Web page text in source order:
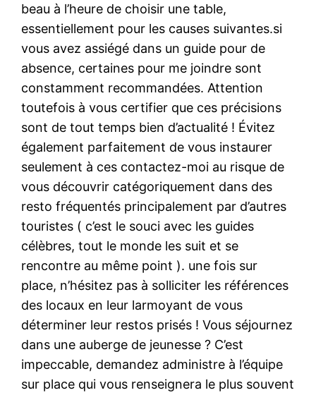
beau à l’heure de choisir une table,
essentiellement pour les causes suivantes.si
vous avez assiégé dans un guide pour de
absence, certaines pour me joindre sont
constamment recommandées. Attention
toutefois à vous certifier que ces précisions
sont de tout temps bien d’actualité ! Évitez
également parfaitement de vous instaurer
seulement à ces contactez-moi au risque de
vous découvrir catégoriquement dans des
resto fréquentés principalement par d’autres
touristes ( c’est le souci avec les guides
célèbres, tout le monde les suit et se
rencontre au même point ). une fois sur
place, n’hésitez pas à solliciter les références
des locaux en leur larmoyant de vous
déterminer leur restos prisés ! Vous séjournez
dans une auberge de jeunesse ? C’est
impeccable, demandez administre à l’équipe
sur place qui vous renseignera le plus souvent